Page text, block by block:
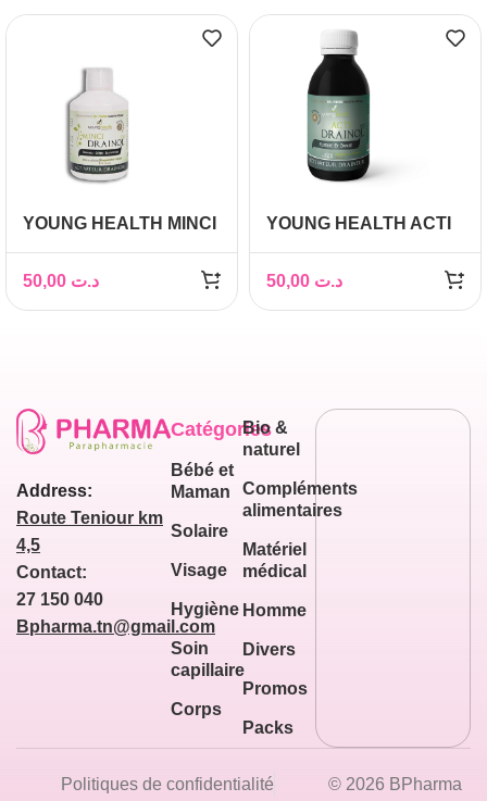
YOUNG HEALTH MINCI
د.ت
YOUNG HEALTH ACTI
د.ت
Address:
Route Teniour km
4,5
Contact:
27 150 040
Bpharma.tn@gmail.com
Catégories
Bébé et
Maman
Solaire
Visage
Hygiène
Soin
capillaire
Corps
Bio &
naturel
Compléments
alimentaires
Matériel
médical
Homme
Divers
Promos
Packs
© 2026 BPharma
Politiques de confidentialité